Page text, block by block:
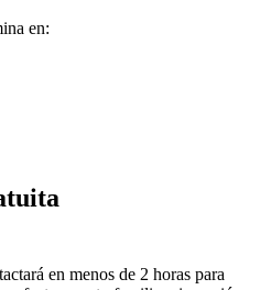
en:
en menos de 2 horas para